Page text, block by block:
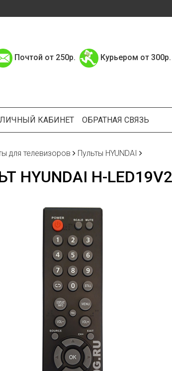
Почтой от 250р. Курьером от 300р.
ЛИЧНЫЙ КАБИНЕТ ОБРАТНАЯ СВЯЗЬ
для телевизоров Пульты HYUNDAI
HYUNDAI H-